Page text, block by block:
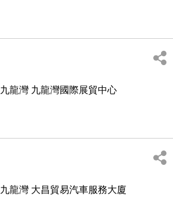
九龍灣 九龍灣國際展貿中心
九龍灣 大昌貿易汽車服務大廈